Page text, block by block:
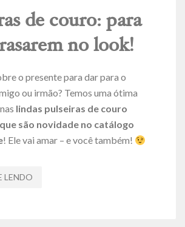
de couro: para
no look!
o presente para dar para o
ou irmão? Temos uma ótima
lindas pulseiras de couro
são novidade no catálogo
! Ele vai amar – e você também!
LENDO